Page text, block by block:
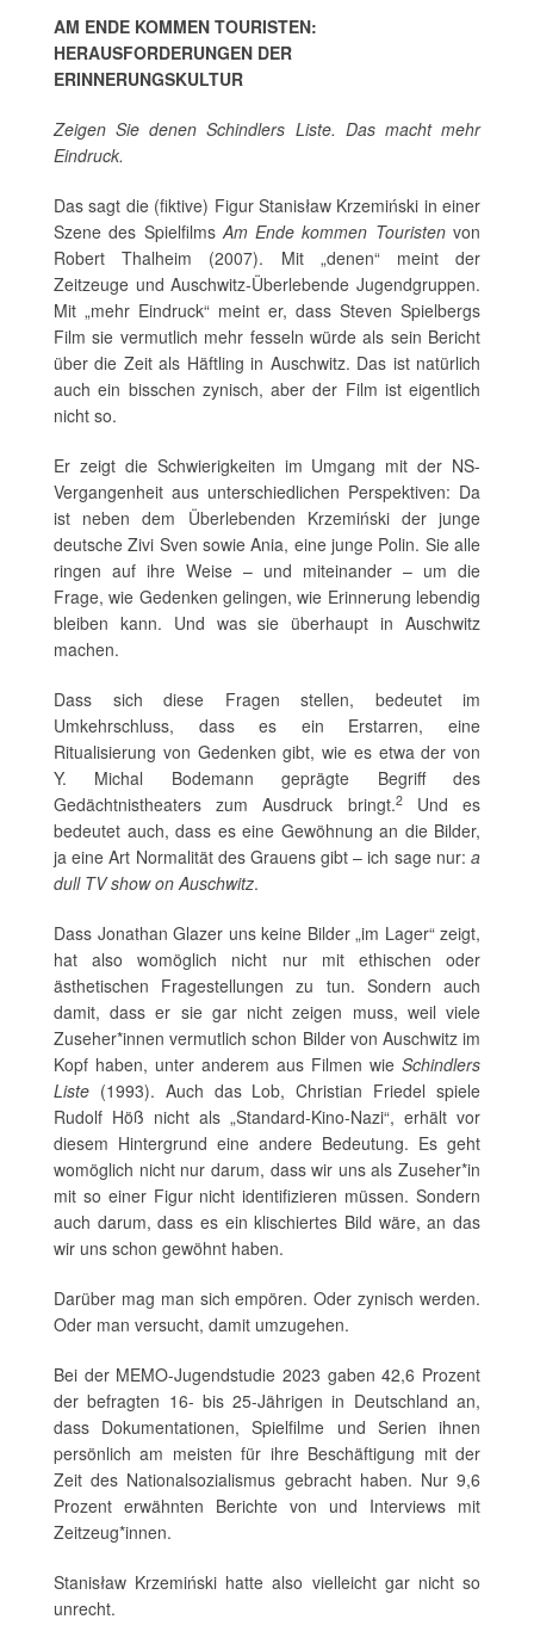
AM ENDE KOMMEN TOURISTEN:
HERAUSFORDERUNGEN DER
ERINNERUNGSKULTUR
Zeigen Sie denen Schindlers Liste. Das macht mehr
Eindruck.
Das sagt die (fiktive) Figur Stanisław Krzemiński in einer
Szene des Spielfilms Am Ende kommen Touristenvon
Robert Thalheim (2007). Mit „denen“ meint der
Zeitzeuge und Auschwitz-Überlebende Jugendgruppen.
Mit „mehr Eindruck“ meint er, dass Steven Spielbergs
Film sie vermutlich mehr fesseln würde als sein Bericht
über die Zeit als Häftling in Auschwitz. Das ist natürlich
auch ein bisschen zynisch, aber der Film ist eigentlich
nicht so.
Er zeigt die Schwierigkeiten im Umgang mit der NS-
Vergangenheit aus unterschiedlichen Perspektiven: Da
ist neben dem Überlebenden Krzemiński der junge
deutsche Zivi Sven sowie Ania, eine junge Polin. Sie alle
ringen auf ihre Weise – und miteinander – um die
Frage, wie Gedenken gelingen, wie Erinnerung lebendig
bleiben kann. Und was sie überhaupt in Auschwitz
machen.
Dass sich diese Fragen stellen, bedeutet im
Umkehrschluss, dass es ein Erstarren, eine
Ritualisierung von Gedenken gibt, wie es etwa der von
Y. Michal Bodemann geprägte Begriff des
Gedächtnistheaters zum Ausdruck bringt.2Und es
bedeutet auch, dass es eine Gewöhnung an die Bilder,
ja eine Art Normalität des Grauens gibt – ich sage nur: a
dull TV show on Auschwitz.
Dass Jonathan Glazer uns keine Bilder „im Lager“ zeigt,
hat also womöglich nicht nur mit ethischen oder
ästhetischen Fragestellungen zu tun. Sondern auch
damit, dass er sie gar nicht zeigen muss, weil viele
Zuseher*innen vermutlich schon Bilder von Auschwitz im
Kopf haben, unter anderem aus Filmen wie Schindlers
Liste (1993). Auch das Lob, Christian Friedel spiele
Rudolf Höß nicht als „Standard-Kino-Nazi“, erhält vor
diesem Hintergrund eine andere Bedeutung. Es geht
womöglich nicht nur darum, dass wir uns als Zuseher*in
mit so einer Figur nicht identifizieren müssen. Sondern
auch darum, dass es ein klischiertes Bild wäre, an das
wir uns schon gewöhnt haben.
Darüber mag man sich empören. Oder zynisch werden.
Oder man versucht, damit umzugehen.
Bei der MEMO-Jugendstudie 2023 gaben 42,6 Prozent
der befragten 16- bis 25-Jährigen in Deutschland an,
dass Dokumentationen, Spielfilme und Serien ihnen
persönlich am meisten für ihre Beschäftigung mit der
Zeit des Nationalsozialismus gebracht haben. Nur 9,6
Prozent erwähnten Berichte von und Interviews mit
Zeitzeug*innen.
Stanisław Krzemiński hatte also vielleicht gar nicht so
unrecht.